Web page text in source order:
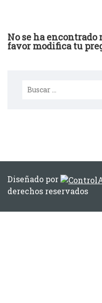
No se ha
favor modifica tu
Diseñado por
derechos reservados